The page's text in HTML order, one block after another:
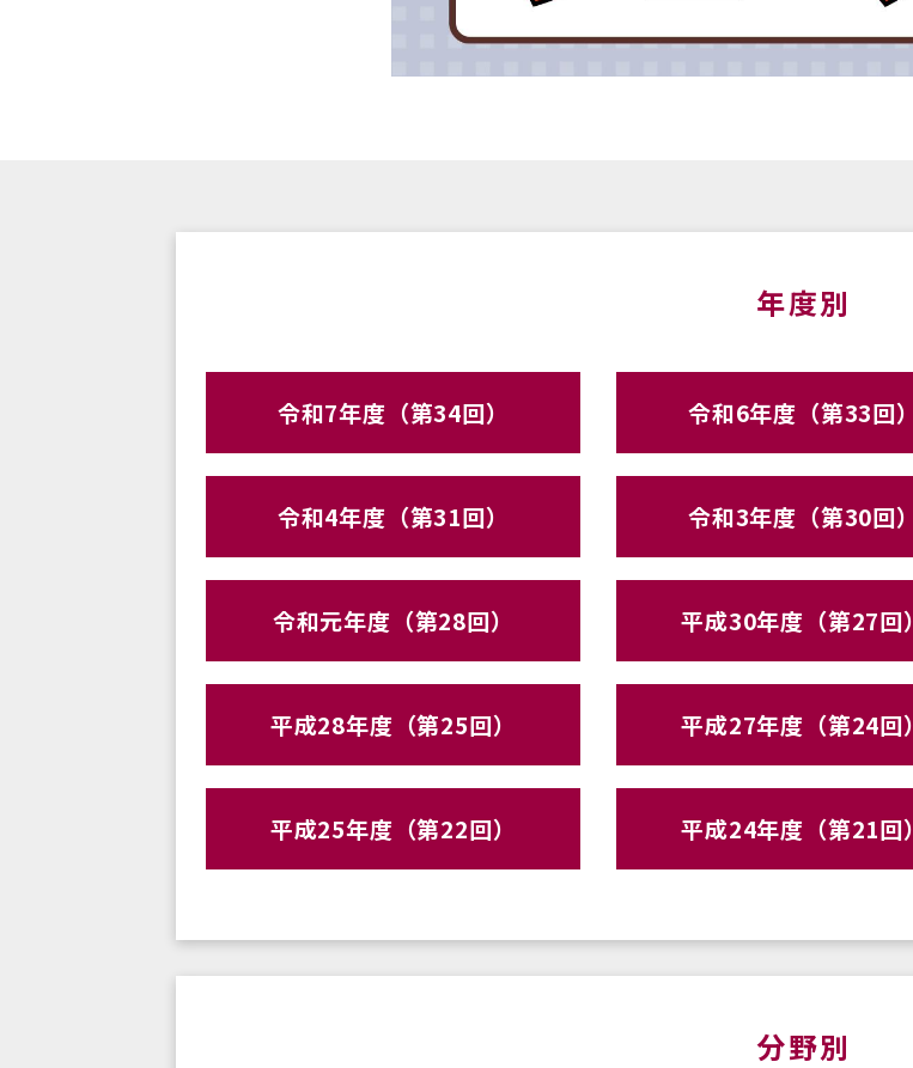
年度別
令和7年度（第34回） 令和6年度（第33回）
令和4年度（第31回） 令和3年度（第30回）
令和元年度（第28回） 平成30年度（第27回）
平成28年度（第25回） 平成27年度（第24回）
平成25年度（第22回） 平成24年度（第21回）
分野別